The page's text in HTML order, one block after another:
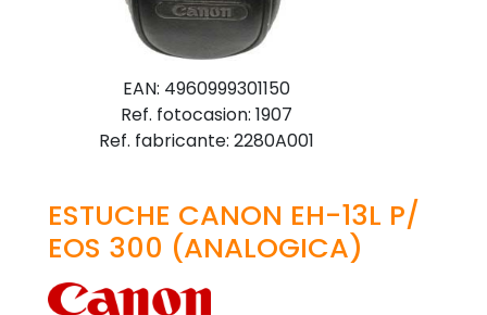
EAN: 4960999301150
Ref. fotocasion: 1907
Ref. fabricante: 2280A001
ESTUCHE CANON EH-13L P/
EOS 300 (ANALOGICA)